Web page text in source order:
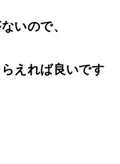
いので、
れば良いです